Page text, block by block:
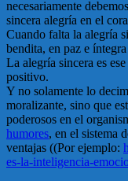
necesariamente
sincera alegría en el
Cuando falta la alegría
bendita, en paz e
La alegría sincera es
positivo.
Y no solamente lo
moralizante, sino que
poderosos en el
humores, en el sistema
ventajas ((Por ejemplo:
es-la-inteligencia-